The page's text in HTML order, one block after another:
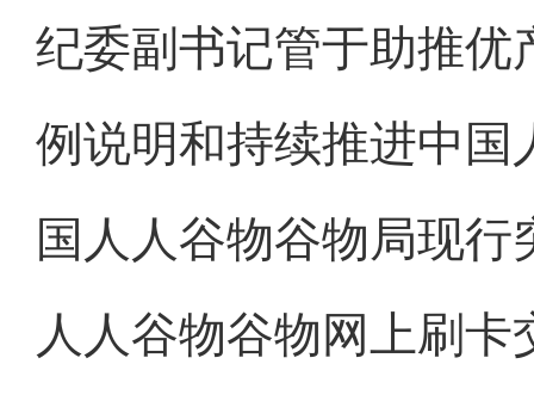
纪委副书记管于助推优
例说明和持续推进中国
国人人谷物谷物局现
人人谷物谷物网上刷